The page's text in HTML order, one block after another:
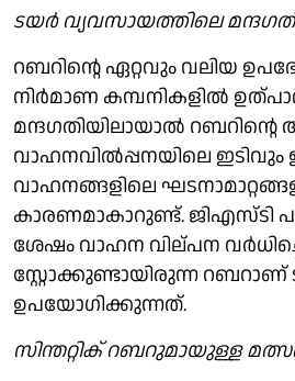
ടയര്‍ വ്യവസായത്തിലെ
റബറിന്റെ ഏറ്റവും വലിയ
നിര്‍മാണ കമ്പനികളില്‍
മന്ദഗതിയിലായാല്‍
വാഹനവില്‍പ്പനയിലെ ഇടിവും
വാഹനങ്ങളിലെ
കാരണമാകാറുണ്ട്. ജിഎസ്ടി
ശേഷം വാഹന വില്പന
സ്റ്റോക്കുണ്ടായിരുന്ന
ഉപയോഗിക്കുന്നത്.
സിന്തറ്റിക് റബറുമായുള്ള